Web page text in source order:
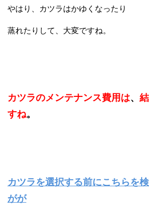
やはり、カツラはかゆくなったり
蒸れたりして、大変ですね。
カツラのメンテナンス費用は、
すね。
カツラを選択する前にこちらを
がが